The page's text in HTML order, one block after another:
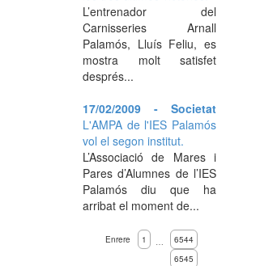
L’entrenador del
Carnisseries Arnall
Palamós, Lluís Feliu, es
mostra molt satisfet
després...
17/02/2009 - Societat
L'AMPA de l'IES Palamós
vol el segon institut.
L’Associació de Mares i
Pares d’Alumnes de l’IES
Palamós diu que ha
arribat el moment de...
Enrere 1 …
6544
6545